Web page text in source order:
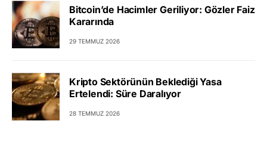
Bitcoin’de Hacimler Geriliyor: Gözler Faiz
Kararında
29 TEMMUZ 2026
Kripto Sektörünün Beklediği Yasa
Ertelendi: Süre Daralıyor
28 TEMMUZ 2026